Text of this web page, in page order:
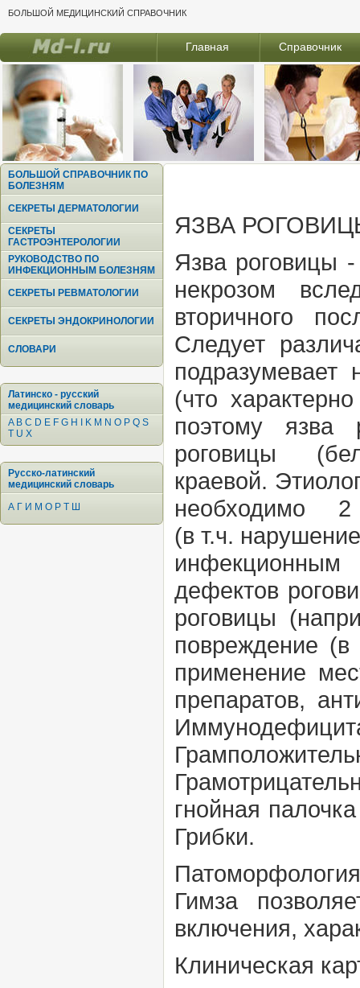
БОЛЬШОЙ МЕДИЦИНСКИЙ СПРАВОЧНИК
Главная Справочник
БОЛЬШОЙ СПРАВОЧНИК ПО
БОЛЕЗНЯМ
СЕКРЕТЫ ДЕРМАТОЛОГИИ
СЕКРЕТЫ
ГАСТРОЭНТЕРОЛОГИИ
РУКОВОДСТВО ПО
ИНФЕКЦИОННЫМ БОЛЕЗНЯМ
СЕКРЕТЫ РЕВМАТОЛОГИИ
СЕКРЕТЫ ЭНДОКРИНОЛОГИИ
СЛОВАРИ
Латинско - русский
медицинский словарь
A B C D E F G H K M N O P Q S
T U X
Русско-латинский
медицинский словарь
А Г И М О Р Т Ш
ЯЗВА
Язва роговицы
некрозом
вторичного
Следует
подразумевает
(что
поэтому язва
роговицы
краевой.
необходимо
(вт.ч.
дефектов
роговицы
повреждение
применение
препаратов,
гнойная
Грибки.
Гимза
включения,
Клиническая